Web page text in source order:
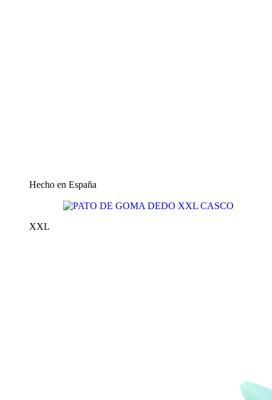
Hecho en España
XXL